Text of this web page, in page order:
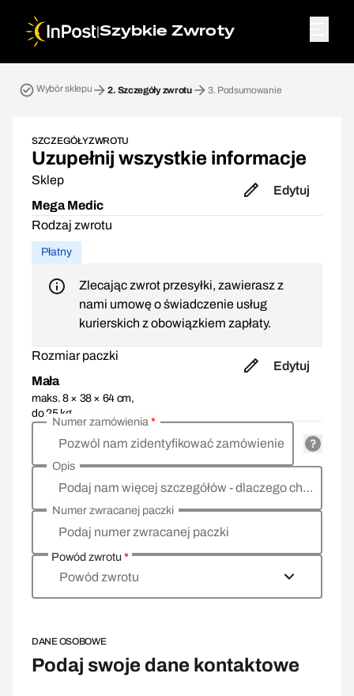
|Szybkie Zwroty
Wybór sklepu 2. Szczegóły zwrotu 3. Podsumowanie
SZCZEGÓŁY ZWROTU
Uzupełnij wszystkie informacje
Sklep
Mega Medic
Edytuj
Rodzaj zwrotu
Płatny
Zlecając zwrot przesyłki, zawierasz z
nami umowę o świadczenie usług
kurierskich z obowiązkiem zapłaty.
Rozmiar paczki
Mała
maks. 8 × 38 × 64 cm,
do 25 kg
Edytuj
Pozwól nam zidentyfikować zamówienie
Numer zamówienia*
Podaj nam więcej szczegółów - dlaczego chcesz zwrócić towar, co jest powodem?
Opis
Podaj numer zwracanej paczki
Numer zwracanej paczki
Powód zwrotu*
Powód zwrotu
DANE OSOBOWE
Podaj swoje dane kontaktowe